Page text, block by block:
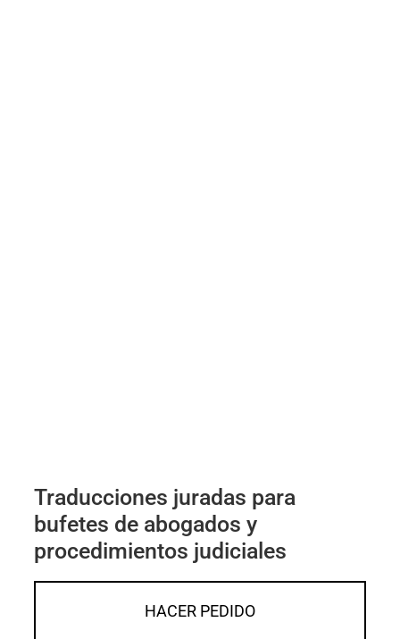
Traducciones juradas para
bufetes de abogados y
procedimientos judiciales
HACER PEDIDO